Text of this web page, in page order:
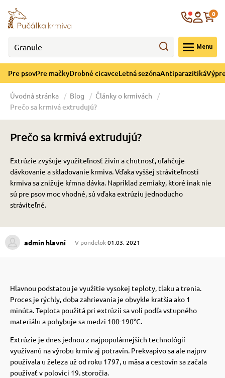
Menu
0
Pre psovPre mačkyDrobné cicavceLetná sezónaAntiparazitiká
psov
Pre psov
psov
psov
psov
psov
mačky
Pre mačky
mačky
mačky
mačky
a pelechy
mačky
cicavce
Drobné cicavce
vitamíny
sezóna
Letná sezóna
ochladenie
Výpredaj
CZK
Úvodná stránka Blog Články o krmivách
Prečo sa krmivá extrudujú?
Prečo sa krmivá extrudujú?
Extrúzie zvyšuje využiteľnosť živín a chutnosť, uľahčuje
dávkovanie a skladovanie krmiva. Vďaka vyššej stráviteľnosti
krmiva sa znižuje kŕmna dávka. Napríklad zemiaky, ktoré inak nie
sú pre psov moc vhodné, sú vďaka extrúziu jednoducho
stráviteľné.
admin hlavní V pondelok01.03. 2021
Hlavnou podstatou je využitie vysokej teploty, tlaku a trenia.
Proces je rýchly, doba zahrievania je obvykle kratšia ako 1
minúta. Teplota použitá pri extrúzii sa volí podľa vstupného
materiálu a pohybuje sa medzi 100-190°C.
Extrúzie je dnes jednou z najpopulárnejších technológií
využívanú na výrobu krmív aj potravín. Prekvapivo sa ale najprv
používala u železa už od roku 1797, u mäsa a cestovín sa začala
používať v polovici 19. storočia.